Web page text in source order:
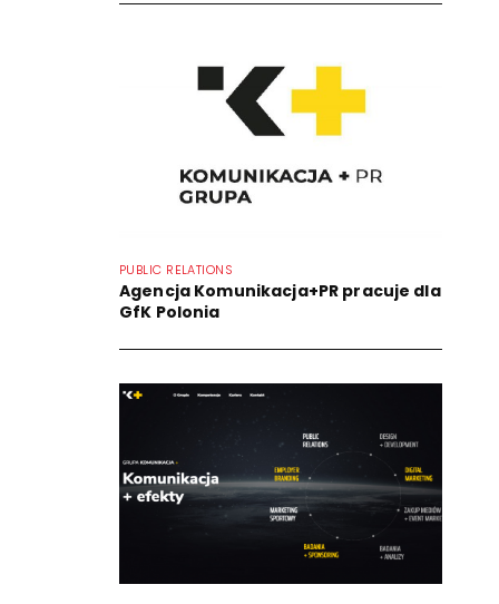
PUBLIC RELATIONS
Agencja Komunikacja+PR pracuje dla
GfK Polonia